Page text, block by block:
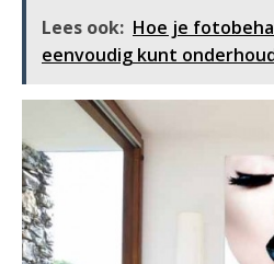
Lees ook: Hoe je
eenvoudig kunt